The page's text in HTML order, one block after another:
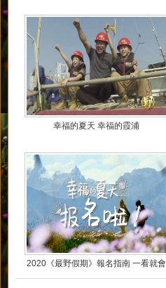
幸福的夏天 幸福的霞浦
2020《最野假期》報名指南 一看就會